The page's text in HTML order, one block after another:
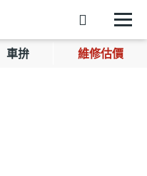
車拚 維修估價